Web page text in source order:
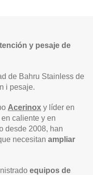
y pesaje de
de Bahru Stainless de
i pesaje.
Acerinox y líder en
caliente y en
desde 2008, han
necesitan ampliar
equipos de